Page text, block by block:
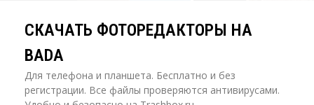
СКАЧАТЬ ФОТОРЕДАКТОРЫ НА
BADA
Для телефона и планшета. Бесплатно и без
регистрации. Все файлы проверяются антивирусами.